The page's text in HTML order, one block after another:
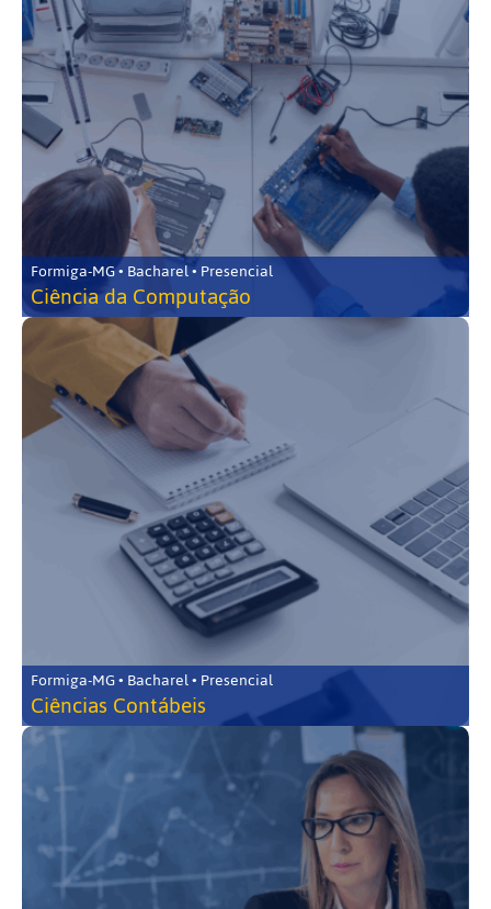
Formiga-MG • Bacharel • Presencial
Ciência da Computação
Formiga-MG • Bacharel • Presencial
Ciências Contábeis